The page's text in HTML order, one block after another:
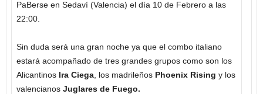
PaBerse en Sedaví (Valencia) el día 10 de Febrero a las
22:00.
Sin duda será una gran noche ya que el combo italiano
estará acompañado de tres grandes grupos como son los
Alicantinos Ira Ciega , los madrileños Phoenix Rising y los
valencianos Juglares de Fuego.